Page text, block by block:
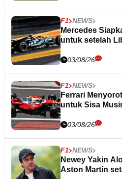
F1 NEWS
Mercedes
untuk setelah
03/08/26
F1 NEWS
Ferrari
untuk Sisa
03/08/26
F1 NEWS
Newey Yakin
Aston Martin